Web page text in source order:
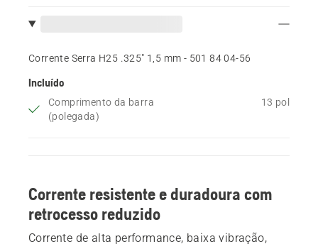
Corrente Serra H25 .325" 1,5 mm - 501 84 04‑56
Incluído
Comprimento da barra
(polegada)
13 pol
Corrente resistente e duradoura com
retrocesso reduzido
Corrente de alta performance, baixa vibração,